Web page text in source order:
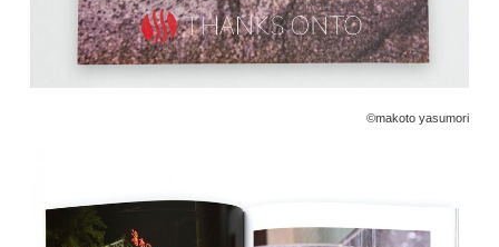
©️makoto yasumori